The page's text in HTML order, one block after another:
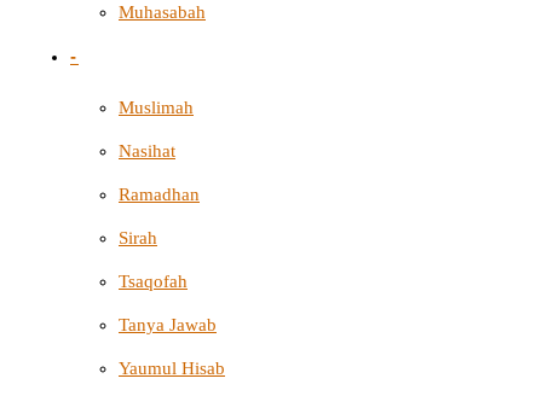
Muhasabah
-
Muslimah
Nasihat
Ramadhan
Sirah
Tsaqofah
Tanya Jawab
Yaumul Hisab